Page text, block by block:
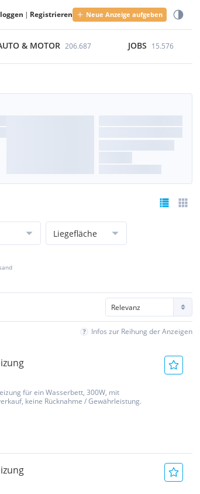
| Registrieren Neue Anzeige aufgeben
& MOTOR 206.687 JOBS 15.576
Liegefläche
Infos zur Reihung der Anzeigen
für ein Wasserbett, 300W, mit
keine Rücknahme / Gewährleistung.